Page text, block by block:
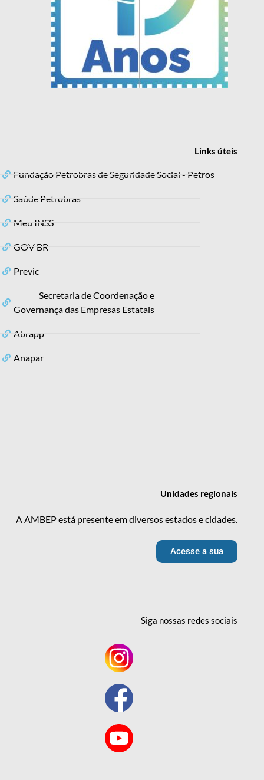
Linksúteis
Fundação Petrobras de Seguridade Social - Petros
Saúde Petrobras
Meu INSS
GOV BR
Previc
Secretaria de Coordenação e
Governança das Empresas Estatais
Abrapp
Anapar
Unidades regionais
A AMBEP está presente em diversos estados e cidades.
Acesse a sua
Siga nossas redessociais